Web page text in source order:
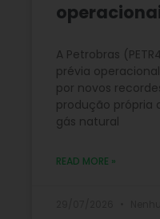
A Petrobras
prévia
por novos
produção própria
gás natural
READ MORE »